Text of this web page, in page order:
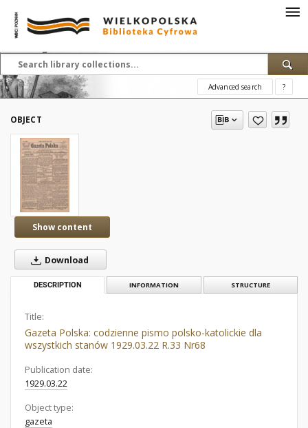
Advanced search ?
OBJECT
Show content
Download
DESCRIPTION INFORMATION STRUCTURE
Title:
Gazeta Polska: codzienne pismo polsko-katolickie dla
wszystkich stanów 1929.03.22 R.33 Nr68
Publication date:
1929.03.22
Object type:
gazeta